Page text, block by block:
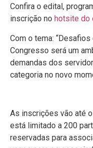
Confira o edital,
inscrição no hotsite do
Com o tema:
Congresso será um
demandas dos
categoria no novo
As inscrições vão até
está limitado a 200
reservadas para